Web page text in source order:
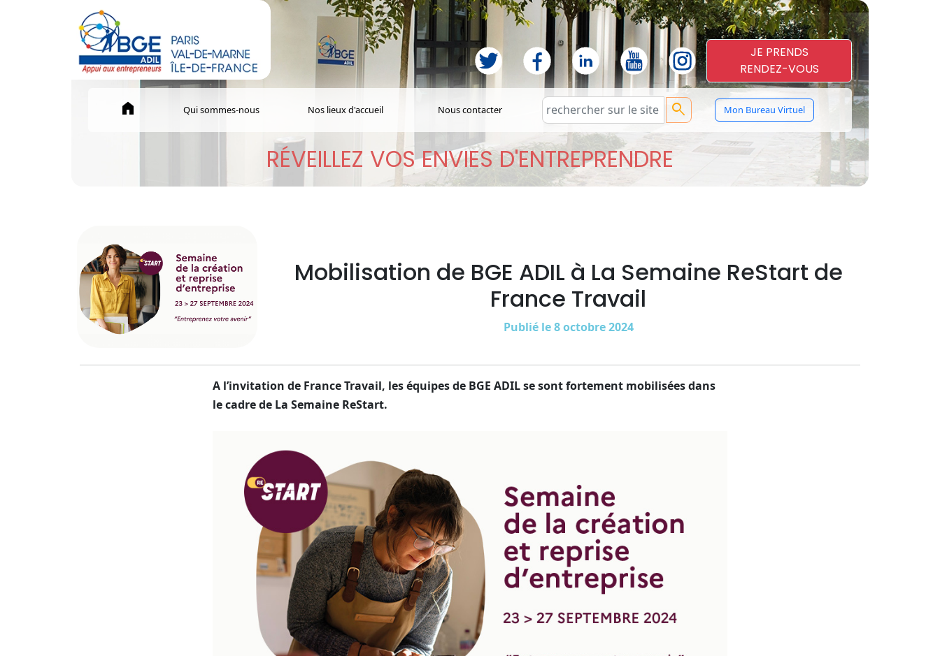
JE PRENDS
RENDEZ-VOUS
home Qui sommes-nous Nos lieux d'accueil Nous contacter search Mon Bureau Virtuel
RÉVEILLEZ VOS ENVIES D'ENTREPRENDRE
Mobilisation de BGE ADIL à La Semaine ReStart de
France Travail
Publié le 8 octobre 2024
A l’invitation de France Travail, les équipes de BGE ADIL se sont fortement mobilisées dans
le cadre de La Semaine ReStart.